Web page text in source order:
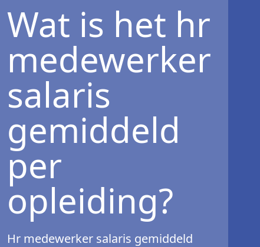
Wat is het hr
medewerker
salaris
gemiddeld
per
opleiding?
Hr medewerker salaris gemiddeld